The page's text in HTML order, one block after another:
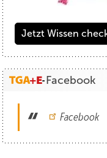
Jetzt Wissen
Facebook
Facebook